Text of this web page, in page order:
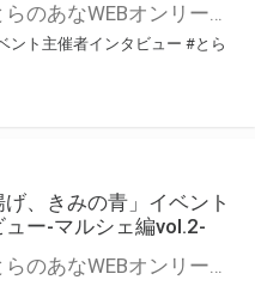
こんにちは、とらのあなWEBオンリー運営スタッフです。 新たにお届けする、イベント主催者インタビュー-マルシェ編-は、 とらのあなWEBオンリー「マルシェ」をご利用した主催様に 「マルシェ」を使って開催した感想や心がけをお聞きする企画です。 今回は、WEBオンリー初開催「つるみかるぱれーど
ント主催者インタビュー #とら
げ、きみの青」イベント
ー-マルシェ編vol.2-
こんにちは、とらのあなWEBオンリー運営スタッフです。 新たにお届けする、イベント主催者インタビュー-マルシェ編-は、 とらのあなWEBオンリー「マルシェ」をご利用の主催様に 「マルシェ」を使ってイベントを開催した感想や心がけをお聞きする企画です。 今回は、WEBオンリー初開催「駄菓子と唐揚げ、きみの青」より、 主催のぎこ六屋様にお話を伺いました。 協力：ぎこ六屋様／イベント公式Twitter（@krkgwks） とらのあなWEBオンリー「マルシェ」とは？ WEBオンリーでリアルタイムでコミュニケーションがとれるオンライン会場です。